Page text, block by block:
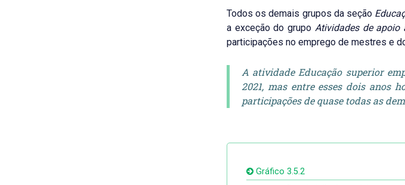
Todos os demais grupos da seção
a exceção do grupo Atividades de apoio
participações no emprego de mestres e
A atividade Educação superior
2021, mas entre esses dois anos
participações de quase todas as
Gráfico 3.5.2